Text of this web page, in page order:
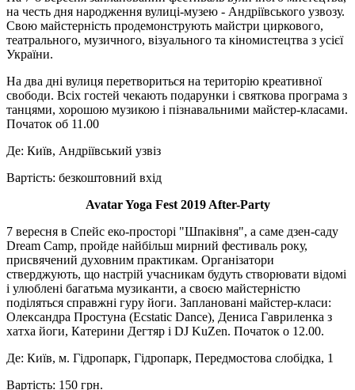
на честь дня народження вулиці-музею - Андріївського узвозу.
Свою майстерність продемонструють майстри циркового,
театрального, музичного, візуального та кіномистецтва з усієї
України.
На два дні вулиця перетвориться на територію креативної
свободи. Всіх гостей чекають подарунки і святкова програма з
танцями, хорошою музикою і пізнавальними майстер-класами.
Початок об 11.00
Де: Київ, Андріївський узвіз
Вартість: безкоштовний вхід
Avatar Yoga Fest 2019 After-Party
7 вересня в Спейс еко-просторі "Шпаківня", а саме дзен-саду
Dream Camp, пройде найбільш мирний фестиваль року,
присвячений духовним практикам. Організатори
стверджують, що настрій учасникам будуть створювати відомі
і улюблені багатьма музиканти, а своєю майстерністю
поділяться справжні гуру йоги. Заплановані майстер-класи:
Олександра Простуна (Ecstatic Dance), Дениса Гавриленка з
хатха йоги, Катерини Дегтяр і DJ KuZen. Початок о 12.00.
Де: Київ, м. Гідропарк, Гідропарк, Передмостова слобідка, 1
Вартість: 150 грн.